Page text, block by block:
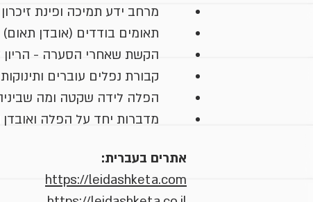
מרחב ידע תמיכה ופינת
תאומים בודדים (אובדן תאום)
הקשת שאחרי הסערה - הריון
קבורת נפלים עוברים
הפלה לידה שקטה ומה
מדברות יחד על הפלה ואובדן
אתרים בעברית:
https://leidashketa.com